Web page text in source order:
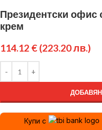
Президентски
крем
114.12 € (223.20 лв.)
Купи с